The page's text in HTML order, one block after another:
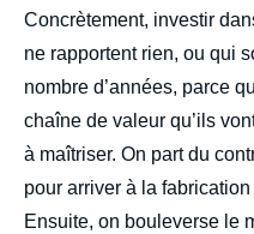
Concrètement, investir
ne rapportent rien, ou qui
nombre d’années, parce
chaîne de valeur qu’ils
à maîtriser. On part du
pour arriver à la
Ensuite, on bouleverse le